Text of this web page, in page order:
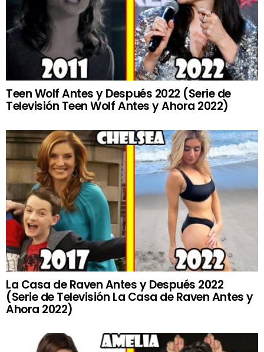
Teen Wolf Antes y Después 2022 (Serie de
Televisión Teen Wolf Antes y Ahora 2022)
La Casa de Raven Antes y Después 2022
(Serie de Televisión La Casa de Raven Antes y
Ahora 2022)